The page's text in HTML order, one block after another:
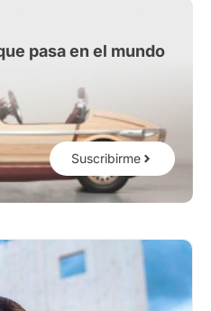
pasa en el mundo
Suscribirme